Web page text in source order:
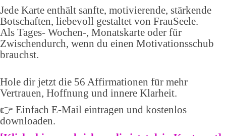
Jede Karte enthält sanfte, motivierende, stärkende
Botschaften, liebevoll gestaltet von FrauSeele.
Als Tages- Wochen-, Monatskarte oder für
Zwischendurch, wenn du einen Motivationsschub
brauchst.
Hole dir jetzt die 56 Affirmationen für mehr
Vertrauen, Hoffnung und innere Klarheit.
👉 Einfach E-Mail eintragen und kostenlos
downloaden.